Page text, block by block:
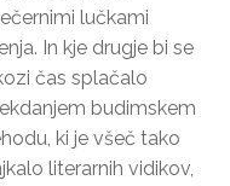
lučkami
In kje drugje bi se
čas splačalo
budimskem
ki je všeč tako
literarnih vidikov,